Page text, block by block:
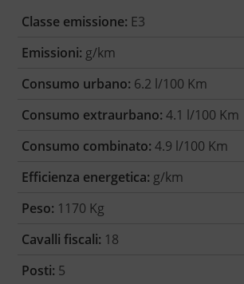
Classe emissione: E3
Emissioni: g/km
Consumo urbano: 6.2 l/100 Km
Consumo extraurbano: 4.1 l/100 Km
Consumo combinato: 4.9 l/100 Km
Efficienza energetica: g/km
Peso: 1170 Kg
Cavalli fiscali: 18
Posti: 5